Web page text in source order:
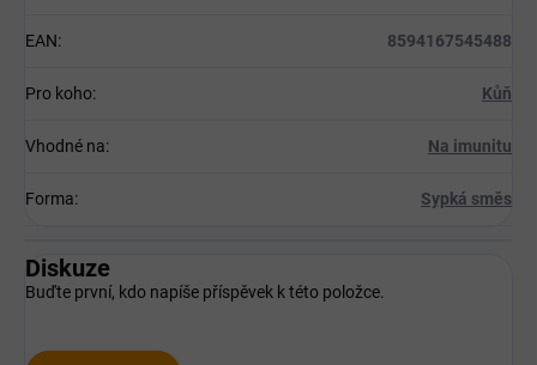
EAN: 8594167545488
Pro koho: Kůň
Vhodné na: Na imunitu
Forma: Sypká směs
Diskuze
Buďte první, kdo napíše příspěvek k této položce.